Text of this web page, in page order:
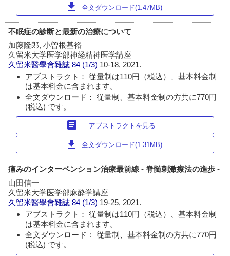
download 全文ダウンロード(1.47MB)
不眠症の診断と最新の治療について
加藤隆郎, 小曽根基裕
久留米大学医学部神経精神医学講座
久留米醫學會雜誌 84 (1/3) 10-18, 2021.
アブストラクト： 従量制は110円（税込）、基本料金制
は基本料金に含まれます。
全文ダウンロード： 従量制、基本料金制の方共に770円
(税込) です。
article アブストラクトを見る
download 全文ダウンロード(1.31MB)
痛みのインターベンション治療最前線 - 脊髄刺激療法の進歩 -
山田信一
久留米大学医学部麻酔学講座
久留米醫學會雜誌 84 (1/3) 19-25, 2021.
アブストラクト： 従量制は110円（税込）、基本料金制
は基本料金に含まれます。
全文ダウンロード： 従量制、基本料金制の方共に770円
(税込) です。